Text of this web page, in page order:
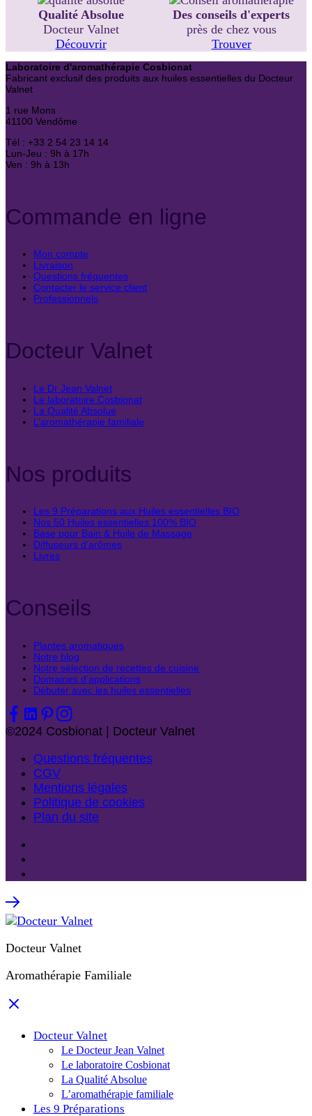
Qualité Absolue
Docteur Valnet
Découvrir
Des conseils d'experts
près de chez vous
Trouver
Laboratoire d'aromathérapie Cosbionat
Fabricant exclusif des produits aux huiles essentielles du Docteur
Valnet
1 rue Mons
41100 Vendôme
Tél : +33 2 54 23 14 14
Lun-Jeu : 9h à 17h
Ven : 9h à 13h
Commande en ligne
Mon compte
Livraison
Questions fréquentes
Contacter le service client
Professionnels
Docteur Valnet
Le Dr Jean Valnet
Le laboratoire Cosbionat
La Qualité Absolue
L’aromathérapie familiale
Nos produits
Les 9 Préparations aux Huiles essentielles BIO
Nos 50 Huiles essentielles 100% BIO
Base pour Bain & Huile de Massage
Diffuseurs d’arômes
Livres
Conseils
Plantes aromatiques
Notre blog
Notre sélection de recettes de cuisine
Domaines d’applications
Débuter avec les huiles essentielles
©2024 Cosbionat | Docteur Valnet
Questions fréquentes
CGV
Mentions légales
Politique de cookies
Plan du site
Docteur Valnet
Aromathérapie Familiale
Docteur Valnet
Le Docteur Jean Valnet
Le laboratoire Cosbionat
La Qualité Absolue
L’aromathérapie familiale
Les 9 Préparations